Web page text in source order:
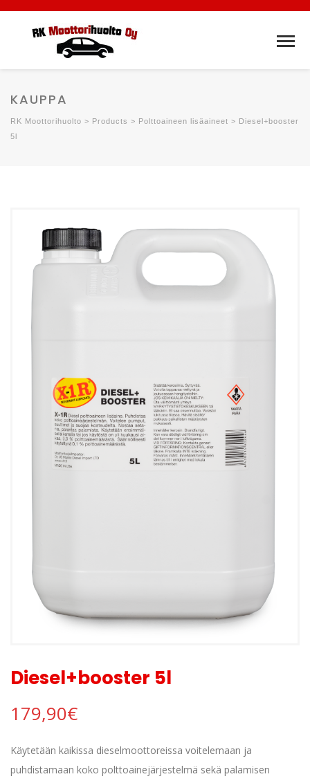
KAUPPA
RK Moottorihuolto > Products > Polttoaineen lisäaineet > Diesel+booster
5l
Diesel+booster 5l
179,90€
Käytetään kaikissa dieselmoottoreissa voitelemaan ja
puhdistamaan koko polttoainejärjestelmä sekä palamisen